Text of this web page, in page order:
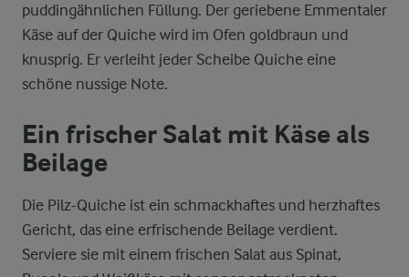
puddingähnlichen Füllung. Der geriebene Emmentaler
Käse auf der Quiche wird im Ofen goldbraun und
knusprig. Er verleiht jeder Scheibe Quiche eine
schöne nussige Note.
Ein frischer Salat mit Käse als
Beilage
Die Pilz-Quiche ist ein schmackhaftes und herzhaftes
Gericht, das eine erfrischende Beilage verdient.
Serviere sie mit einem frischen Salat aus Spinat,